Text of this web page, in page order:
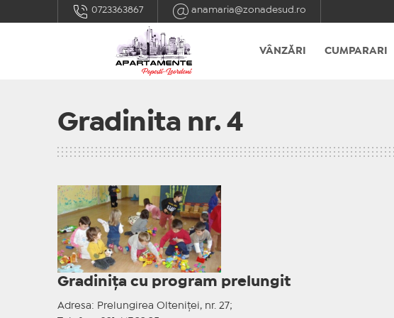
0723363867 anamaria@zonadesud.ro
VÂNZĂRI CUMPARARI
Gradinita nr. 4
Gradinița cu program prelungit
Adresa: Prelungirea Olteniței, nr. 27;